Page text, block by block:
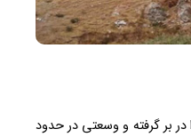
بر گرفته و وسعتی در حدود